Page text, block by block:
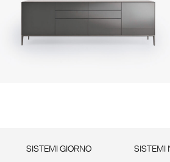
SISTEMI GIORNO SISTEMI